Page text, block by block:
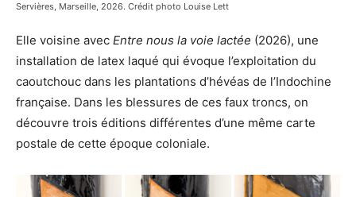
Servières, Marseille, 2026. Crédit photo Louise Lett
Elle voisine avec Entre nous la voie lactée (2026), une
installation de latex laqué qui évoque l’exploitation du
caoutchouc dans les plantations d’hévéas de l’Indochine
française. Dans les blessures de ces faux troncs, on
découvre trois éditions différentes d’une même carte
postale de cette époque coloniale.